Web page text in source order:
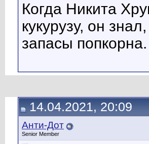
Когда Никита
кукурузу, он
запасы попкорна.
14.04.2021, 20:09
Анти-Дот
Senior Member